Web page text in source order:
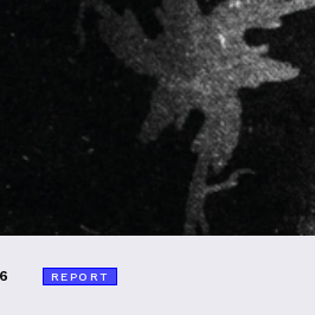
REPORT